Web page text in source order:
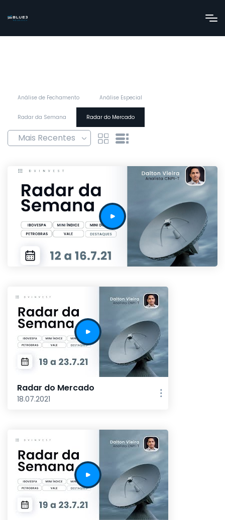
Análise de Fechamento Análise Especial
Radar da Semana Radar do Mercado
Radar do Mercado
18.07.2021